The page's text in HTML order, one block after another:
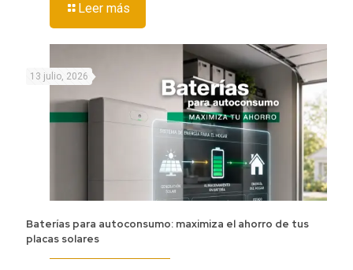
Leer más
13 julio, 2026
Baterías para autoconsumo: maximiza el ahorro de tus
placas solares